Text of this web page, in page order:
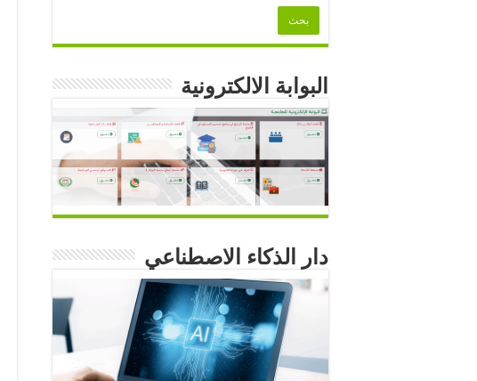
البوابة الالكترونية
دار الذكاء الاصطناعي